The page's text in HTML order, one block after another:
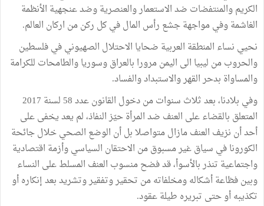
الكريم والمنتفضات ضد الاستعمار والعنصرية وضد عنجهية الأنظمة
الغاشمة وفي مواجهة جشع رأس المال في كل ركن من اركان العالم.
نحيي نساء المنطقة العربية ضحايا الاحتلال الصهيوني في فلسطين
والحروب من ليبيا الى اليمن مرورا بالعراق وسوريا والطامحات للكرامة
والمساواة بدحر القهر والاستبداد والفساد.
وفي بلادنا، بعد ثلاث سنوات من دخول القانون عدد 58 لسنة 2017
المتعلق بالقضاء على العنف ضد المرأة حيّز النفاذ، لم يعد يخفى على
أحد أن نزيف العنف مازال متواصلا بل أن الوضع الصحي خلال جائحة
الكورونا في سياق غير مسبوق من الاحتقان السياسي وأزمة اقتصادية
واجتماعية تنذر بالأسوأ، قد فضح منسوب العنف المسلط على النساء
وبين فظاعة أشكاله ومخلفاته من تحقير وتفقير وتشريد بعد إنكاره أو
تكذيبه أو حتى تبريره طيلة عقود.